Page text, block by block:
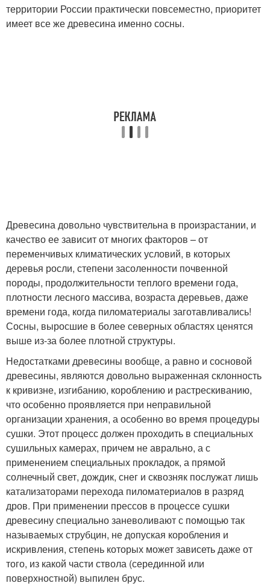
территории России практически повсеместно, приоритет
имеет все же древесина именно сосны.
Древесина довольно чувствительна в произрастании, и
качество ее зависит от многих факторов – от
переменчивых климатических условий, в которых
деревья росли, степени засоленности почвенной
породы, продолжительности теплого времени года,
плотности лесного массива, возраста деревьев, даже
времени года, когда пиломатериалы заготавливались!
Сосны, выросшие в более северных областях ценятся
выше из-за более плотной структуры.
Недостатками древесины вообще, а равно и сосновой
древесины, являются довольно выраженная склонность
к кривизне, изгибанию, короблению и растрескиванию,
что особенно проявляется при неправильной
организации хранения, а особенно во время процедуры
сушки. Этот процесс должен проходить в специальных
сушильных камерах, причем не аврально, а с
применением специальных прокладок, а прямой
солнечный свет, дождик, снег и сквозняк послужат лишь
катализаторами перехода пиломатериалов в разряд
дров. При применении прессов в процессе сушки
древесину специально заневоливают с помощью так
называемых струбцин, не допуская коробления и
искривления, степень которых может зависеть даже от
того, из какой части ствола (серединной или
поверхностной) выпилен брус.